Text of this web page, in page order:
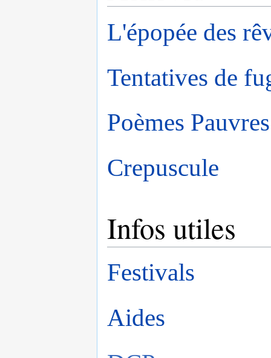
L'épopée des
Tentatives de
Poèmes Pauvres
Crepuscule
Infos utiles
Festivals
Aides